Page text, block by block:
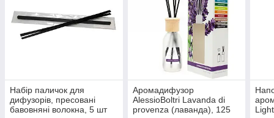
Набір паличок для
дифузорів, пресовані
бавовняні волокна, 5 шт
Аромадифузор
AlessioBoltri Lavanda di
provenza (лаванда), 125